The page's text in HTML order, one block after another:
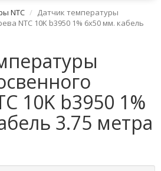
NTC
Датчик температуры
NTC 10K b3950 1% 6x50 мм. кабель
10K b3950 1%
3.75 метра